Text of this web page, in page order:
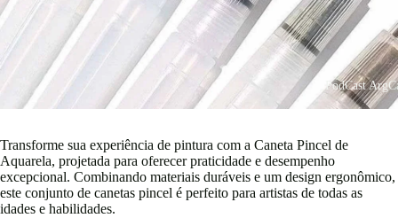
PodCast
Transforme sua experiência de pintura com a Caneta Pincel de
Aquarela, projetada para oferecer praticidade e desempenho
excepcional. Combinando materiais duráveis e um design ergonômico,
este conjunto de canetas pincel é perfeito para artistas de todas as
idades e habilidades.